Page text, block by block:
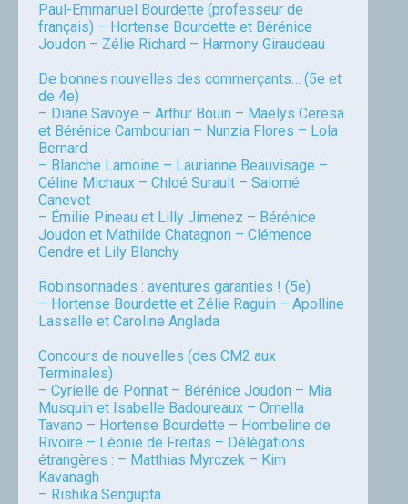
Paul-Emmanuel Bourdette (professeur de
français) – Hortense Bourdette et Bérénice
Joudon – Zélie Richard – Harmony Giraudeau
De bonnes nouvelles des commerçants… (5e et
de 4e)
– Diane Savoye – Arthur Bouin – Maëlys Ceresa
et Bérénice Cambourian – Nunzia Flores – Lola
Bernard
– Blanche Lamoine – Laurianne Beauvisage –
Céline Michaux – Chloé Surault – Salomé
Canevet
– Émilie Pineau et Lilly Jimenez – Bérénice
Joudon et Mathilde Chatagnon – Clémence
Gendre et Lily Blanchy
Robinsonnades : aventures garanties ! (5e)
– Hortense Bourdette et Zélie Raguin – Apolline
Lassalle et Caroline Anglada
Concours de nouvelles (des CM2 aux
Terminales)
– Cyrielle de Ponnat – Bérénice Joudon – Mia
Musquin et Isabelle Badoureaux – Ornella
Tavano – Hortense Bourdette – Hombeline de
Rivoire – Léonie de Freitas – Délégations
étrangères : – Matthias Myrczek – Kim
Kavanagh
– Rishika Sengupta